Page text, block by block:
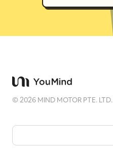
©2026 MIND MOTOR PTE. LTD.